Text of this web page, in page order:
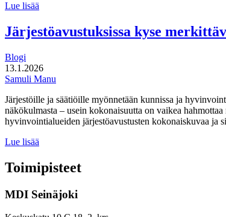
Lue lisää
kuulua:
hyvinvointi
Järjestöavustuksissa kyse
Blogi
13.1.2026
Samuli Manu
Järjestöille ja säätiöille myönnetään kunnissa ja
näkökulmasta – usein kokonaisuutta on vaikea
hyvinvointialueiden järjestöavustusten kokonaiskuvaa ja
Lue lisää
merkittävistä
rahavirroista,
niistä
Toimipisteet
MDI Seinäjoki